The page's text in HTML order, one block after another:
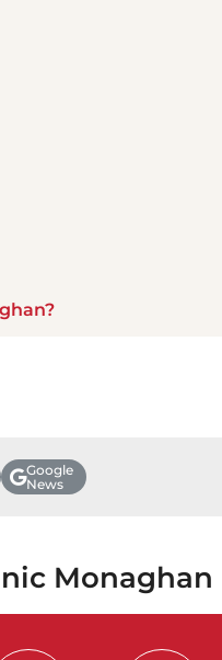
Google
News
Monaghan